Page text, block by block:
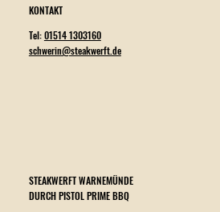
KONTAKT
Tel:01514 1303160
schwerin@steakwerft.de
STEAKWERFT WARNEMÜNDE
DURCH PISTOL PRIME BBQ